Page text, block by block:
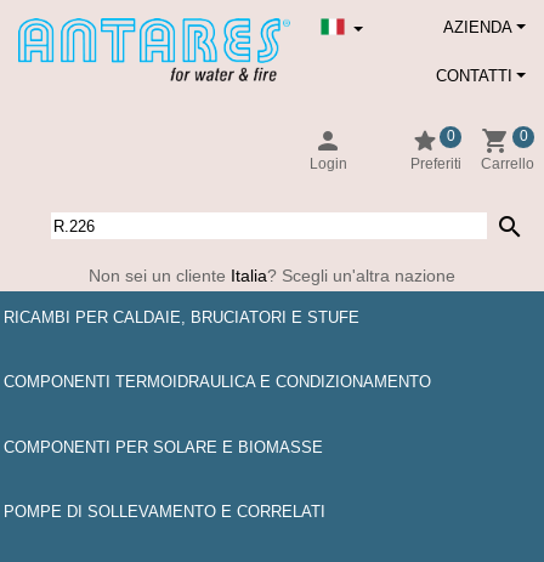
AZIENDA
person
Login
star
0
Preferiti
shopping_cart
0
Carrello
CONTATTI
search
Non sei un cliente Italia? Scegli un'altra nazione
RICAMBI PER CALDAIE, BRUCIATORI E STUFE
COMPONENTI TERMOIDRAULICA E CONDIZIONAMENTO
COMPONENTI PER SOLARE E BIOMASSE
POMPE DI SOLLEVAMENTO E CORRELATI